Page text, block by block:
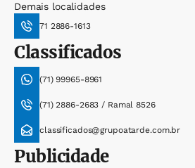
Demais localidades
71 2886-1613
Classificados
(71) 99965-8961
(71) 2886-2683 / Ramal 8526
classificados@grupoatarde.com.br
Publicidade